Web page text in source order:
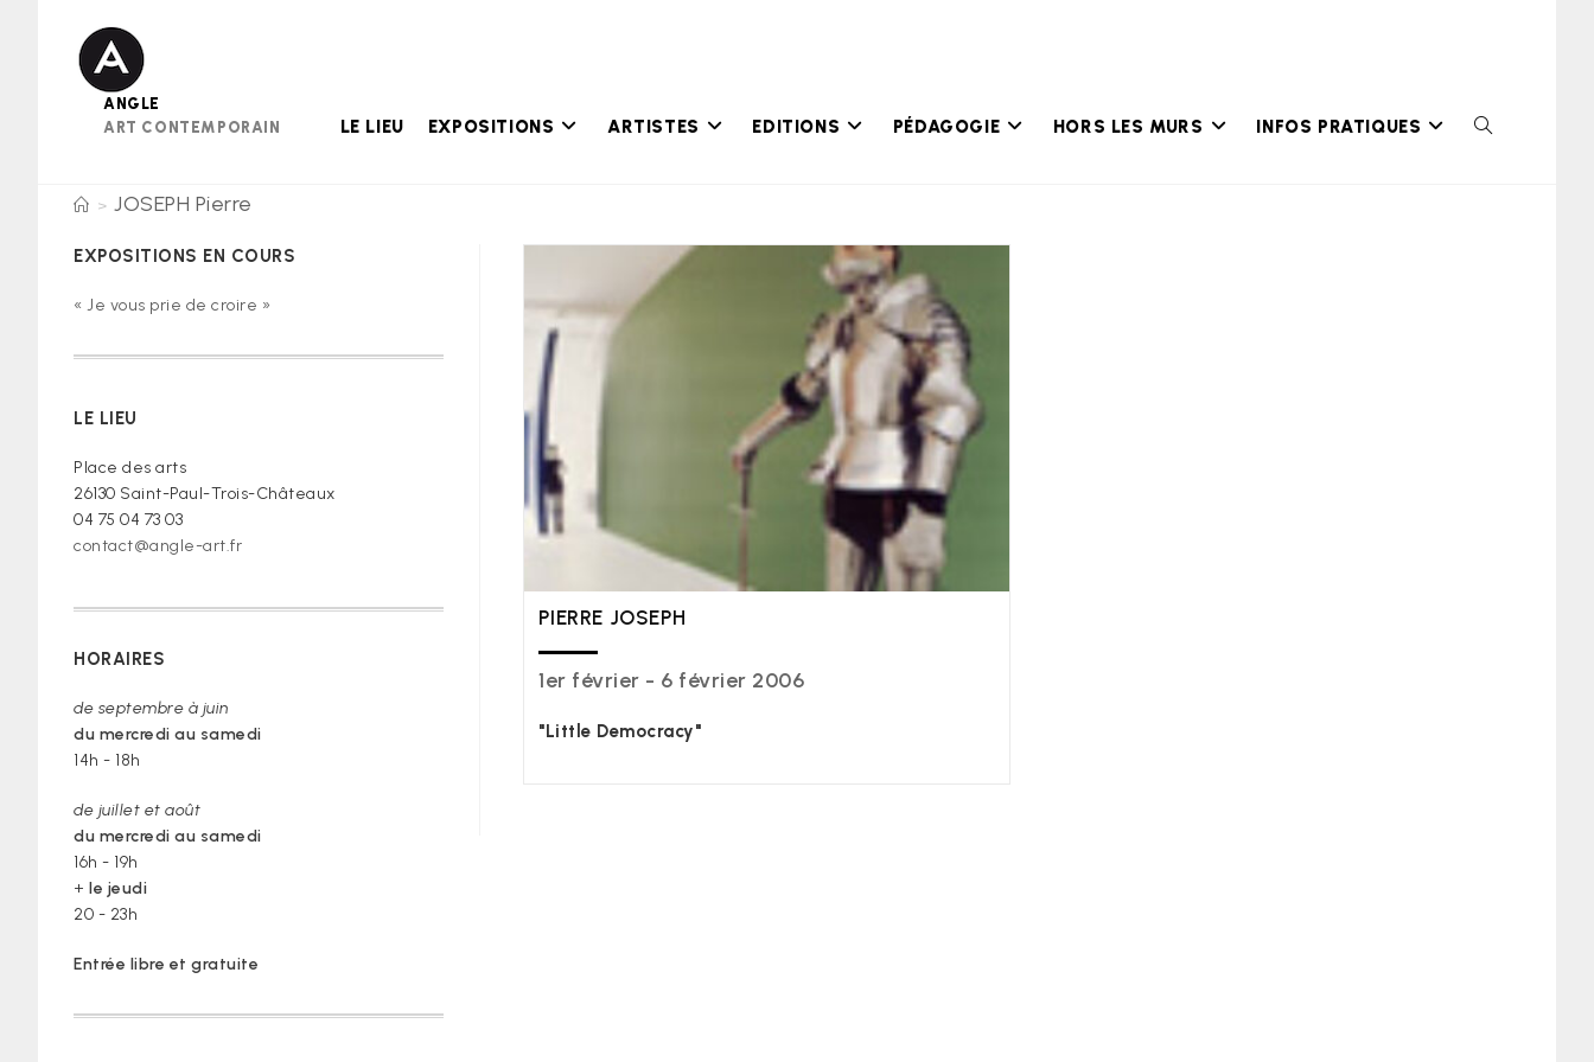
ANGLE
ART CONTEMPORAIN
LE LIEU EXPOSITIONS ARTISTES EDITIONS PÉDAGOGIE HORS LES MURS INFOS PRATIQUES TOGGLE
> JOSEPH Pierre
PIERRE JOSEPH
1er février - 6 février 2006
"Little Democracy"
EXPOSITIONS EN COURS
« Je vous prie de croire »
LE LIEU
Place des arts
26130 Saint-Paul-Trois-Châteaux
04 75 04 73 03
contact@angle-art.fr
HORAIRES
de septembre à juin
du mercredi au samedi
14h - 18h
de juillet et août
du mercredi au samedi
16h - 19h
+ le jeudi
20 - 23h
Entrée libre et gratuite